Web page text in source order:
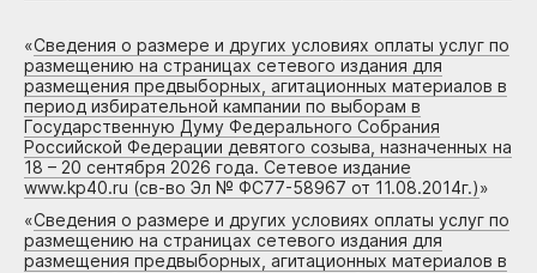
«Сведения о размере и других условиях оплаты услуг по
размещению на страницах сетевого издания для
размещения предвыборных, агитационных материалов в
период избирательной кампании по выборам в
Государственную Думу Федерального Собрания
Российской Федерации девятого созыва, назначенных на
18 – 20 сентября 2026 года. Сетевое издание
www.kp40.ru (св-во Эл № ФС77-58967 от 11.08.2014г.)»
«Сведения о размере и других условиях оплаты услуг по
размещению на страницах сетевого издания для
размещения предвыборных, агитационных материалов в